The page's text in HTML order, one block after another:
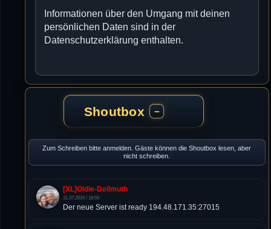
Informationen über den Umgang mit deinen
persönlichen Daten sind in der
Datenschutzerklärung enthalten.
Shoutbox −
Zum Schreiben bitte anmelden. Gäste können die Shoutbox lesen, aber
nicht schreiben.
[XL]Oldie-Dellmuth
31.07.2026 / 18:59
Der neue Server ist ready 194.48.171.35:27015